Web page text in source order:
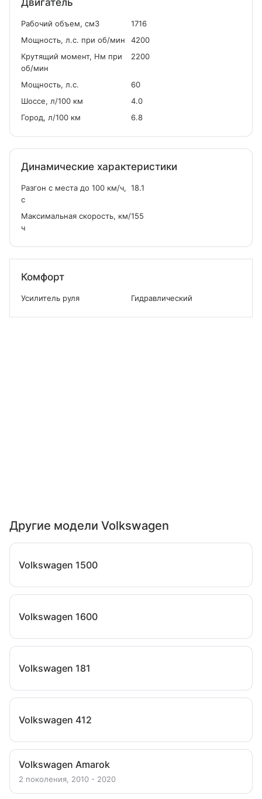
Двигатель
Рабочий объем, см3
1716
Мощность, л.с. при об/мин
4200
Крутящий момент, Нм при
об/мин
2200
Мощность, л.с.
60
Шоссе, л/100 км
4.0
Город, л/100 км
6.8
Динамические характеристики
Разгон с места до 100 км/ч,
с
18.1
Максимальная скорость, км/
ч
155
Комфорт
Усилитель руля Гидравлический
Другие модели Volkswagen
Volkswagen 1500
Volkswagen 1600
Volkswagen 181
Volkswagen 412
Volkswagen Amarok
2 поколения, 2010 - 2020